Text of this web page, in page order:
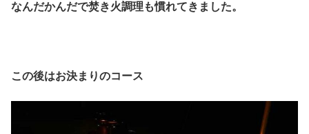
なんだかんだで焚き火調理も慣れてきました。
この後はお決まりのコース